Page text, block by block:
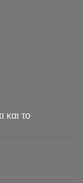
και το